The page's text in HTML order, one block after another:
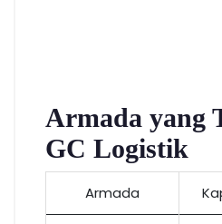
Armada yang
GC Logistik
Armada